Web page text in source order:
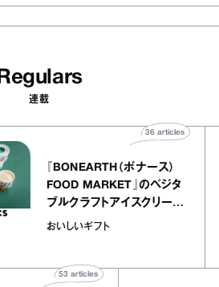
Regulars
連載
『BONEARTH（ボナース）
FOOD MARKET』のベジタ
ブルクラフトアイスクリーム
｜真野知子の「おいしいギフ
おいしいギフト
36articles
articles